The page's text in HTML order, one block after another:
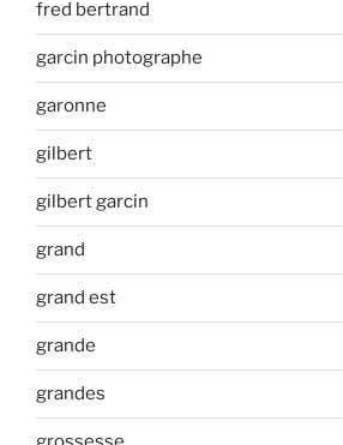
fred bertrand
garcin photographe
garonne
gilbert
gilbert garcin
grand
grand est
grande
grandes